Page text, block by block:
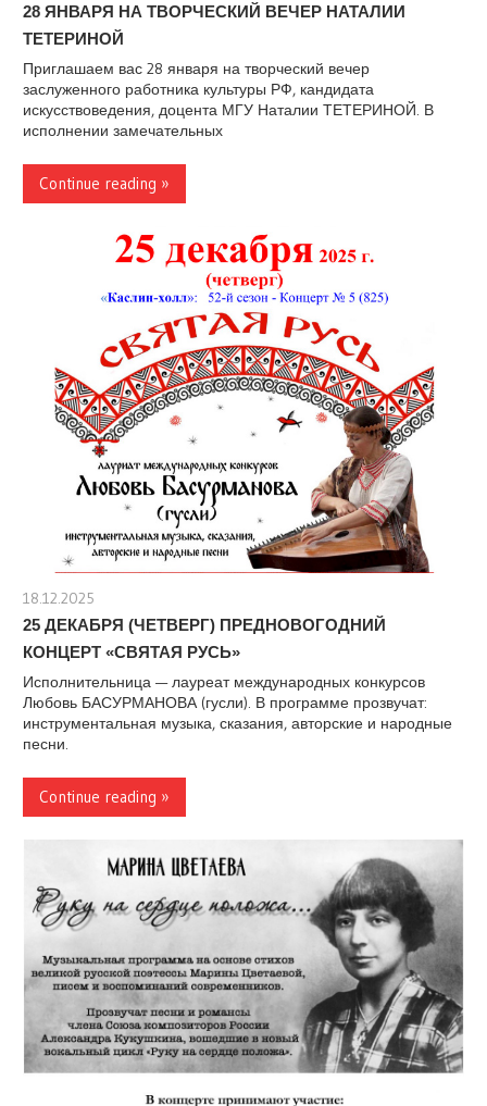
28 ЯНВАРЯ НА ТВОРЧЕСКИЙ ВЕЧЕР НАТАЛИИ
ТЕТЕРИНОЙ
Приглашаем вас 28 января на творческий вечер
заслуженного работника культуры РФ, кандидата
искусствоведения, доцента МГУ Наталии ТЕТЕРИНОЙ. В
исполнении замечательных
Continue reading »
18.12.2025
25 ДЕКАБРЯ (ЧЕТВЕРГ) ПРЕДНОВОГОДНИЙ
КОНЦЕРТ «СВЯТАЯ РУСЬ»
Исполнительница — лауреат международных конкурсов
Любовь БАСУРМАНОВА (гусли). В программе прозвучат:
инструментальная музыка, сказания, авторские и народные
песни.
Continue reading »